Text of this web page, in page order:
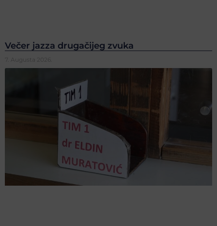
Večer jazza drugačijeg zvuka
7. Augusta 2026.